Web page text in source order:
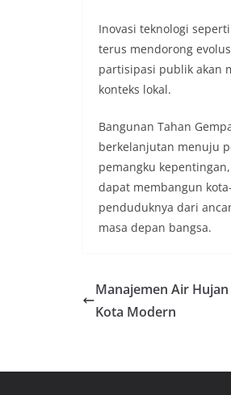
Inovasi teknologi
terus mendorong
partisipasi publik akan
konteks lokal.
Bangunan Tahan
berkelanjutan menuju
pemangku
dapat membangun
penduduknya dari
masa depan bangsa.
Manajemen Air
Kota Modern